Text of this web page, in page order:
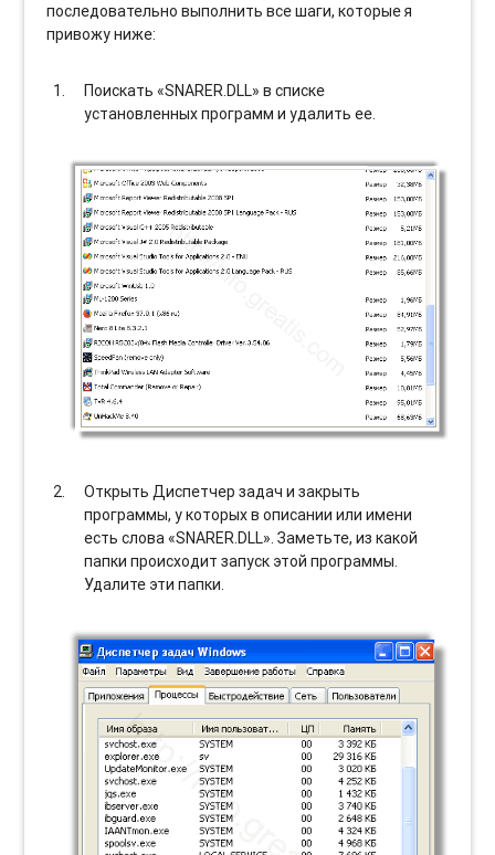
последовательно выполнить все шаги, которые я
привожу ниже:
Поискать «SNARER.DLL» в списке
установленных программ и удалить ее.
Открыть Диспетчер задач и закрыть
программы, у которых в описании или имени
есть слова «SNARER.DLL». Заметьте, из какой
папки происходит запуск этой программы.
Удалите эти папки.